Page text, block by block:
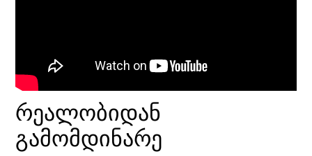
რეალობიდან
გამომდინარე